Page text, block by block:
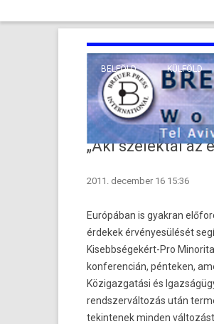
BELFÖLD KÜLFÖLD
TENGERENTÚL
VALLÁS
„Aki szelektál az
2011. december 16 15:36
Európában is gyakran
érdekek érvényesülését
Kisebbségekért-Pro
konferencián, pénteken,
Közigazgatási és
rendszerváltozás után
tekintenek minden